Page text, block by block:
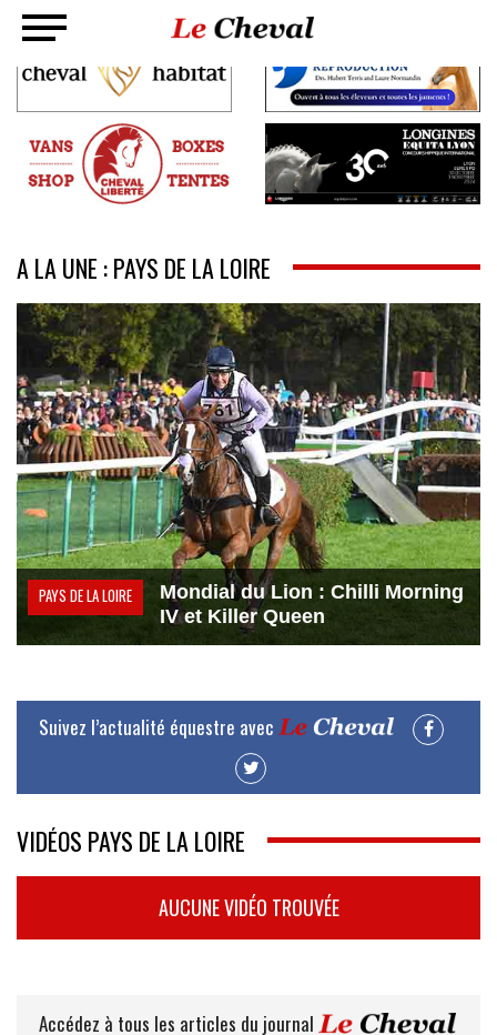
A LA UNE : PAYS DE LA LOIRE
PAYS DE LA LOIRE
Mondial du Lion : Chilli Morning
IV et Killer Queen
Suivez l’actualité équestre avec
VIDÉOS PAYS DE LA LOIRE
AUCUNE VIDÉO TROUVÉE
Accédez à tous les articles du journal